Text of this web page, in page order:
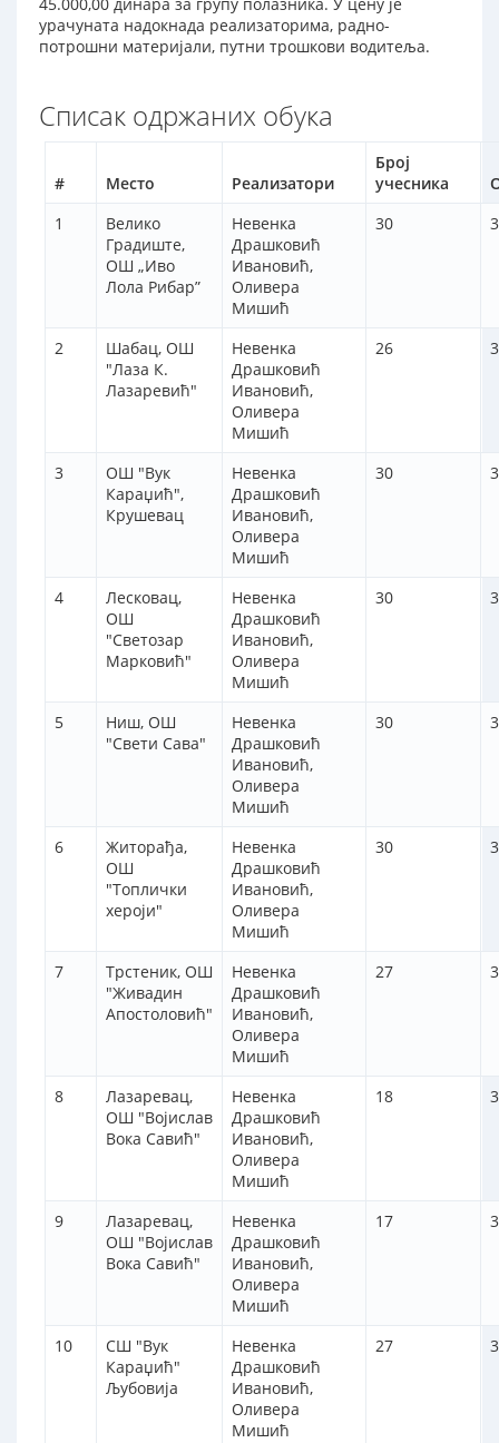
урачуната надокнада реализаторима, радно-
потрошни материјали, путни трошкови водитеља.
Списак одржаних обука
# Место Реализатори
Број
учесника
1
Велико
Градиште,
ОШ „Иво
Лола Рибар”
Невенка
Драшковић
Ивановић,
Оливера
Мишић
30
2
Шабац, ОШ
"Лаза К.
Лазаревић"
Невенка
Драшковић
Ивановић,
Оливера
Мишић
26
3
ОШ "Вук
Караџић",
Крушевац
Невенка
Драшковић
Ивановић,
Оливера
Мишић
30
4
Лесковац,
ОШ
"Светозар
Марковић"
Невенка
Драшковић
Ивановић,
Оливера
Мишић
30
5
Ниш, ОШ
"Свети Сава"
Невенка
Драшковић
Ивановић,
Оливера
Мишић
30
6
Житорађа,
ОШ
"Топлички
хероји"
Невенка
Драшковић
Ивановић,
Оливера
Мишић
30
7
Трстеник, ОШ
"Живадин
Апостоловић"
Невенка
Драшковић
Ивановић,
Оливера
Мишић
27
8
Лазаревац,
ОШ "Војислав
Вока Савић"
Невенка
Драшковић
Ивановић,
Оливера
Мишић
18
9
Лазаревац,
ОШ "Војислав
Вока Савић"
Невенка
Драшковић
Ивановић,
Оливера
Мишић
17
10
СШ "Вук
Караџић"
Љубовија
Невенка
Драшковић
Ивановић,
Оливера
Мишић
27